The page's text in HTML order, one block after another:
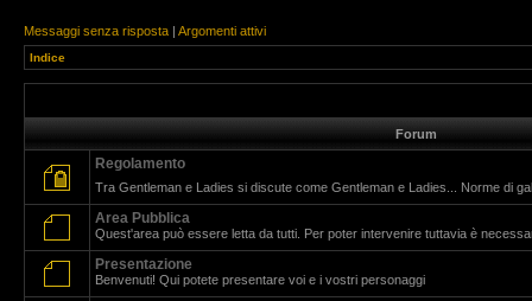
Messaggi senza risposta | Argomenti attivi
Indice
Forum
Regolamento
Tra Gentleman e Ladies si discute come Gentleman e Ladies... Norme di
Area Pubblica
Quest'area può essere letta da tutti. Per poter intervenire tuttavia è
Presentazione
Benvenuti! Qui potete presentare voi e i vostri personaggi